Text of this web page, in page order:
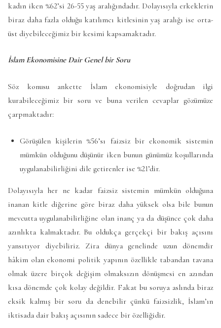
kadın iken %62’si 26-55 yaş aralığındadır. Dolayısıyla erkeklerin
biraz daha fazla olduğu katılımcı kitlesinin yaş aralığı ise orta-
üst diyebileceğimiz bir kesimi kapsamaktadır.
İslam Ekonomisine Dair Genel bir Soru
Söz konusu ankette İslam ekonomisiyle doğrudan ilgi
kurabileceğimiz bir soru ve buna verilen cevaplar gözümüze
çarpmaktadır:
Görüşülen kişilerin %56’sı faizsiz bir ekonomik sistemin
mümkün olduğunu düşünür iken bunun günümüz koşullarında
uygulanabilirliğini dile getirenler ise %21’dir.
Dolayısıyla her ne kadar faizsiz sistemin mümkün olduğuna
inanan kitle diğerine göre biraz daha yüksek olsa bile bunun
mevcutta uygulanabilirliğine olan inanç ya da düşünce çok daha
azınlıkta kalmaktadır. Bu oldukça gerçekçi bir bakış açısını
yansıtıyor diyebiliriz. Zira dünya genelinde uzun dönemdir
hâkim olan ekonomi politik yapının özellikle tabandan tavana
olmak üzere birçok değişim olmaksızın dönüşmesi en azından
kısa dönemde çok kolay değildir. Fakat bu soruya aslında biraz
eksik kalmış bir soru da denebilir çünkü faizsizlik, İslam’ın
iktisada dair bakış açısının sadece bir özelliğidir.